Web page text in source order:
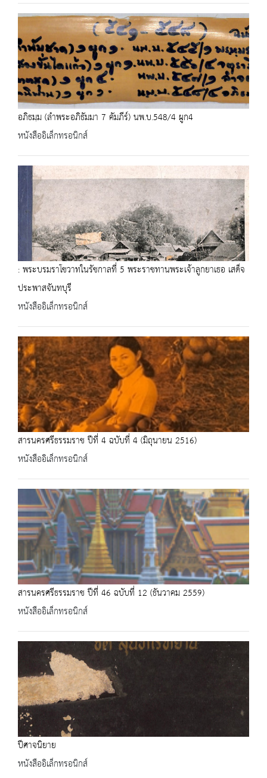
อภิธมฺม (ลำพระอภิธัมมา 7 คัมภีร์) นพ.บ.548/4 ผูก4
หนังสืออิเล็กทรอนิกส์
: พระบรมราโชวาทในรัชกาลที่ 5 พระราชทานพระเจ้าลูกยาเธอ เสด็จ
ประพาสจันทบุรี
หนังสืออิเล็กทรอนิกส์
สารนครศรีธรรมราช ปีที่ 4 ฉบับที่ 4 (มิถุนายน 2516)
หนังสืออิเล็กทรอนิกส์
สารนครศรีธรรมราช ปีที่ 46 ฉบับที่ 12 (ธันวาคม 2559)
หนังสืออิเล็กทรอนิกส์
ปีศาจนิยาย
หนังสืออิเล็กทรอนิกส์